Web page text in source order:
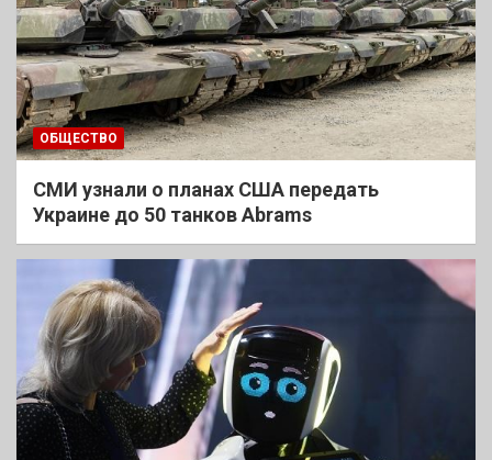
ОБЩЕСТВО
СМИ узнали о планах США передать
Украине до 50 танков Abrams